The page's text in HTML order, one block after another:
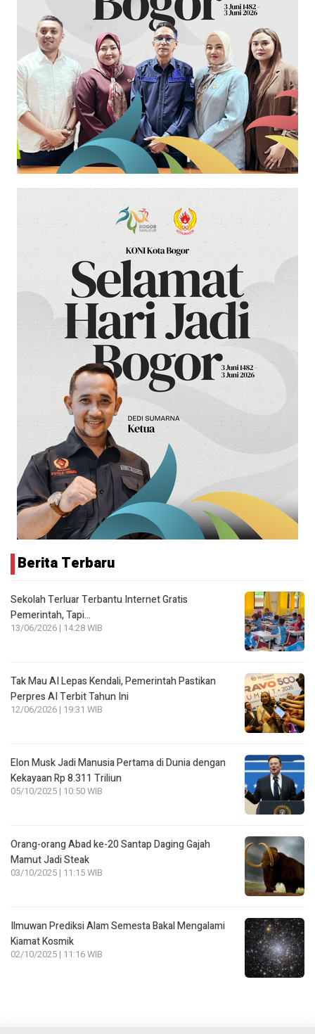
Berita Terbaru
Sekolah Terluar Terbantu Internet Gratis
Pemerintah, Tapi…
13/06/2026 | 14:28 WIB
Tak Mau AI Lepas Kendali, Pemerintah Pastikan
Perpres AI Terbit Tahun Ini
12/06/2026 | 19:31 WIB
Elon Musk Jadi Manusia Pertama di Dunia dengan
Kekayaan Rp 8.311 Triliun
05/10/2025 | 10:50 WIB
Orang-orang Abad ke-20 Santap Daging Gajah
Mamut Jadi Steak
03/10/2025 | 11:15 WIB
Ilmuwan Prediksi Alam Semesta Bakal Mengalami
Kiamat Kosmik
02/10/2025 | 11:16 WIB